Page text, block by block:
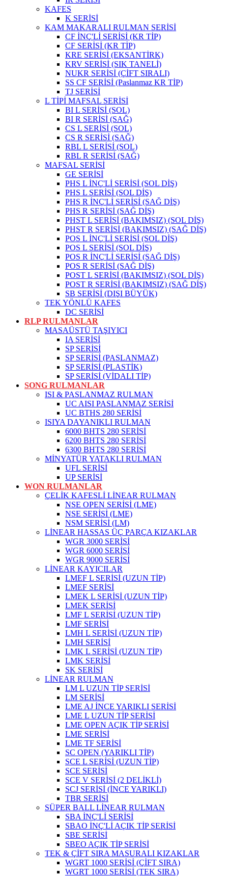
KAFES
K SERİSİ
KAM MAKARALI RULMAN SERİSİ
CF İNÇ'Lİ SERİSİ (KR TİP)
CF SERİSİ (KR TİP)
KRE SERİSİ (EKSANTİRK)
KRV SERİSİ (SIK TANELİ)
NUKR SERİSİ (ÇİFT SIRALI)
SS CF SERİSİ (Paslanmaz KR TİP)
TJ SERİSİ
L TİPİ MAFSAL SERİSİ
BI L SERİSİ (SOL)
BI R SERİSİ (SAĞ)
CS L SERİSİ (SOL)
CS R SERİSİ (SAĞ)
RBL L SERİSİ (SOL)
RBL R SERİSİ (SAĞ)
MAFSAL SERİSİ
GE SERİSİ
PHS L İNÇ'Lİ SERİSİ (SOL DİŞ)
PHS L SERİSİ (SOL DİŞ)
PHS R İNÇ'Lİ SERİSİ (SAĞ DİŞ)
PHS R SERİSİ (SAĞ DİŞ)
PHST L SERİSİ (BAKIMSIZ) (SOL DİŞ)
PHST R SERİSİ (BAKIMSIZ) (SAĞ DİŞ)
POS L İNÇ'Lİ SERİSİ (SOL DİŞ)
POS L SERİSİ (SOL DİŞ)
POS R İNÇ'Lİ SERİSİ (SAĞ DİŞ)
POS R SERİSİ (SAĞ DİŞ)
POST L SERİSİ (BAKIMSIZ) (SOL DİŞ)
POST R SERİSİ (BAKIMSIZ) (SAĞ DİŞ)
SB SERİSİ (DIŞI BÜYÜK)
TEK YÖNLÜ KAFES
DC SERİSİ
RLP RULMANLAR
MASAÜSTÜ TAŞIYICI
IA SERİSİ
SP SERİSİ
SP SERİSİ (PASLANMAZ)
SP SERİSİ (PLASTİK)
SP SERİSİ (VİDALI TİP)
SONG RULMANLAR
ISI & PASLANMAZ RULMAN
UC AISI PASLANMAZ SERİSİ
UC BTHS 280 SERİSİ
ISIYA DAYANIKLI RULMAN
6000 BHTS 280 SERİSİ
6200 BHTS 280 SERİSİ
6300 BHTS 280 SERİSİ
MİNYATÜR YATAKLI RULMAN
UFL SERİSİ
UP SERİSİ
WON RULMANLAR
ÇELİK KAFESLİ LİNEAR RULMAN
NSE OPEN SERİSİ (LME)
NSE SERİSİ (LME)
NSM SERİSİ (LM)
LİNEAR HASSAS ÜÇ PARÇA KIZAKLAR
WGR 3000 SERİSİ
WGR 6000 SERİSİ
WGR 9000 SERİSİ
LİNEAR KAYICILAR
LMEF L SERİSİ (UZUN TİP)
LMEF SERİSİ
LMEK L SERİSİ (UZUN TİP)
LMEK SERİSİ
LMF L SERİSİ (UZUN TİP)
LMF SERİSİ
LMH L SERİSİ (UZUN TİP)
LMH SERİSİ
LMK L SERİSİ (UZUN TİP)
LMK SERİSİ
SK SERİSİ
LİNEAR RULMAN
LM L UZUN TİP SERİSİ
LM SERİSİ
LME AJ İNCE YARIKLI SERİSİ
LME L UZUN TİP SERİSİ
LME OPEN AÇIK TİP SERİSİ
LME SERİSİ
LME TF SERİSİ
SC OPEN (YARIKLI TİP)
SCE L SERİSİ (UZUN TİP)
SCE SERİSİ
SCE V SERİSİ (2 DELİKLİ)
SCJ SERİSİ (İNCE YARIKLI)
TBR SERİSİ
SÜPER BALL LİNEAR RULMAN
SBA İNÇ'Lİ SERİSİ
SBAO İNÇ'Lİ AÇIK TİP SERİSİ
SBE SERİSİ
SBEO AÇIK TİP SERİSİ
TEK & ÇİFT SIRA MASURALI KIZAKLAR
WGRT 1000 SERİSİ (ÇİFT SIRA)
WGRT 1000 SERİSİ (TEK SIRA)